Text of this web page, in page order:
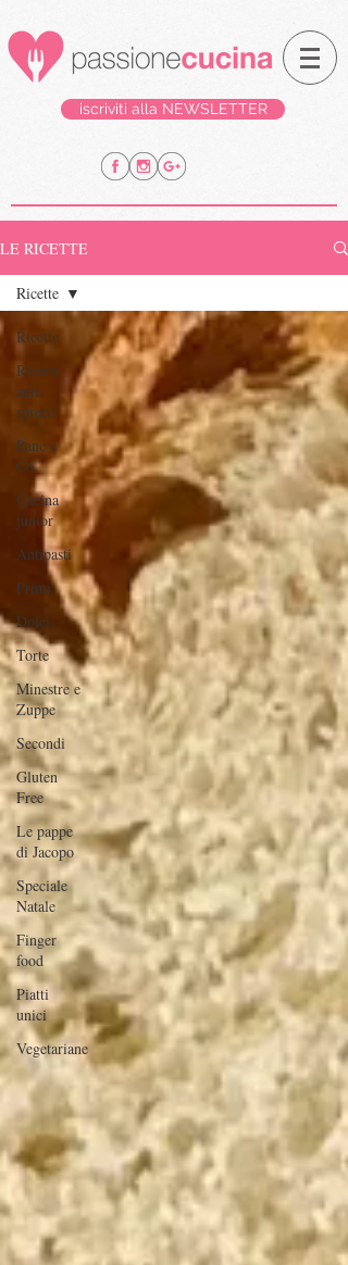
iscriviti alla NEWSLETTER
LE RICETTE
Ricette
Ricette
anti-
spreco
Pane e
Co.
Cucina
junior
Antipasti
Primi
Dolci
Torte
Minestre e
Zuppe
Secondi
Gluten
Free
Le pappe
di Jacopo
Speciale
Natale
Finger
food
Piatti
unici
Vegetariane
Ricette